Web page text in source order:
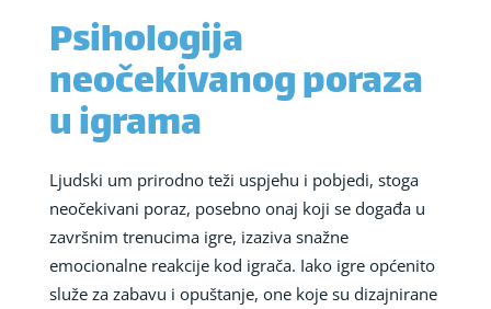
Psihologija
neočekivanog poraza
u igrama
Ljudski um prirodno teži uspjehu i pobjedi, stoga
neočekivani poraz, posebno onaj koji se događa u
završnim trenucima igre, izaziva snažne
emocionalne reakcije kod igrača. Iako igre općenito
služe za zabavu i opuštanje, one koje su dizajnirane